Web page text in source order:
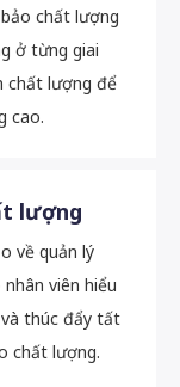
chất lượng
ở từng giai
chất lượng để
cao.
lượng
về quản lý
viên hiểu
và thúc đẩy tất
chất lượng.